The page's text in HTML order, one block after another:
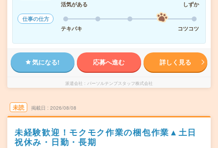
活気がある
しずか
仕事の仕方
テキパキ
コツコツ
気になる! 応募へ進む 詳しく見る
派遣会社 パーソルテンプスタッフ株式会社
未読 掲載日 2026/08/08
未経験歓迎！モクモク作業の梱包作業▲土日
祝休み・日勤・長期